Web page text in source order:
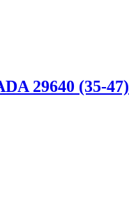
29640 (35-47)